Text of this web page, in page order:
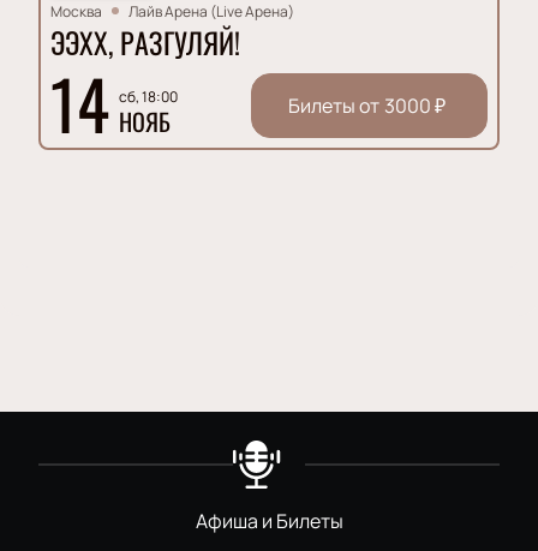
Москва
Лайв Арена (Live Арена)
ЭЭХХ, РАЗГУЛЯЙ!
14 сб, 18:00
НОЯБ Билеты от 3000₽
Афиша и Билеты